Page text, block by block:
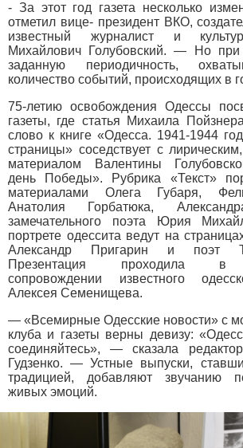
- За этот год газета несколько
отметил вице- президент ВКО,
известный журналист и
Михайлович Голубовский. — Но при
заданную периодичность,
количество событий, происходящих в
75-летию освобождения Одессы
газеты, где статья Михаила
слово к книге «Одесса. 1941-1944
страницы» соседствует с
материалом Валентины
день Победы». Рубрика «Текст»
материалами Олега Губаря,
Анатолия Горбатюка,
замечательного поэта Юрия
портрете одессита ведут на
Александр Пригарин и поэт
Презентация проходила в
сопровождении известного
Алексея Семенищева.
— «Всемирные Одесские новости» с
клуба и газеты верны девизу:
соединяйтесь», — сказала
Гудзенко. — Устные выпуски,
традицией, добавляют звучанию
живых эмоций.